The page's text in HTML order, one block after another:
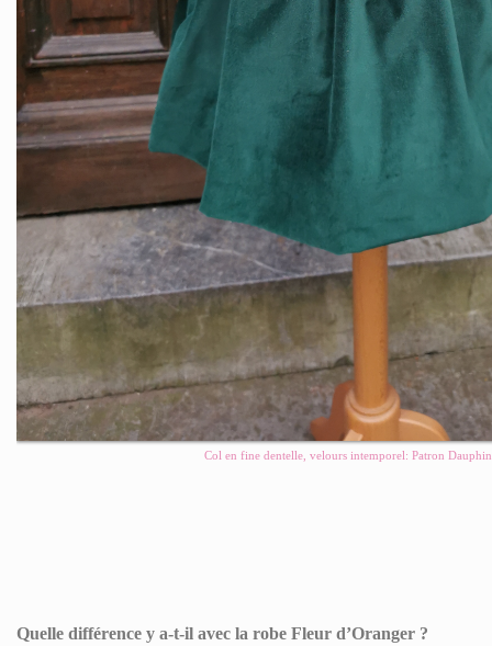
Col en fine dentelle, velours intemporel: Patron
Quelle différence y a-t-il avec la robe Fleur d’Oranger ?